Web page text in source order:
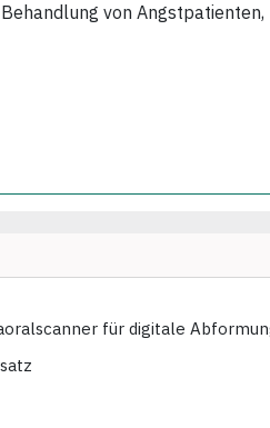
von Angstpatienten,
für digitale